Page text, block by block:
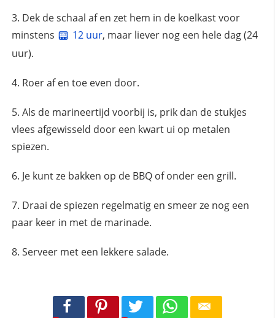
Dek de schaal af en zet hem in de koelkast voor
minstens
12 uur, maar liever nog een hele dag (24
uur).
Roer af en toe even door.
Als de marineertijd voorbij is, prik dan de stukjes
vlees afgewisseld door een kwart ui op metalen
spiezen.
Je kunt ze bakken op de BBQ of onder een grill.
Draai de spiezen regelmatig en smeer ze nog een
paar keer in met de marinade.
Serveer met een lekkere salade.